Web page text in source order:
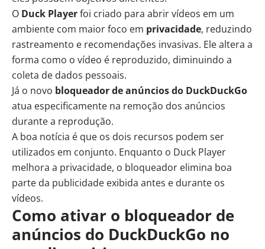
O Duck Playerfoi criado para abrir vídeos em um
ambiente com maior foco em privacidade, reduzindo
rastreamento e recomendações invasivas. Ele altera a
forma como o vídeo é reproduzido, diminuindo a
coleta de dados pessoais.
Já o novo bloqueador de anúncios do DuckDuckGo
atua especificamente na remoção dos anúncios
durante a reprodução.
A boa notícia é que os dois recursos podem ser
utilizados em conjunto. Enquanto o Duck Player
melhora a privacidade, o bloqueador elimina boa
parte da publicidade exibida antes e durante os
vídeos.
Como ativar o bloqueador de
anúncios do DuckDuckGo no